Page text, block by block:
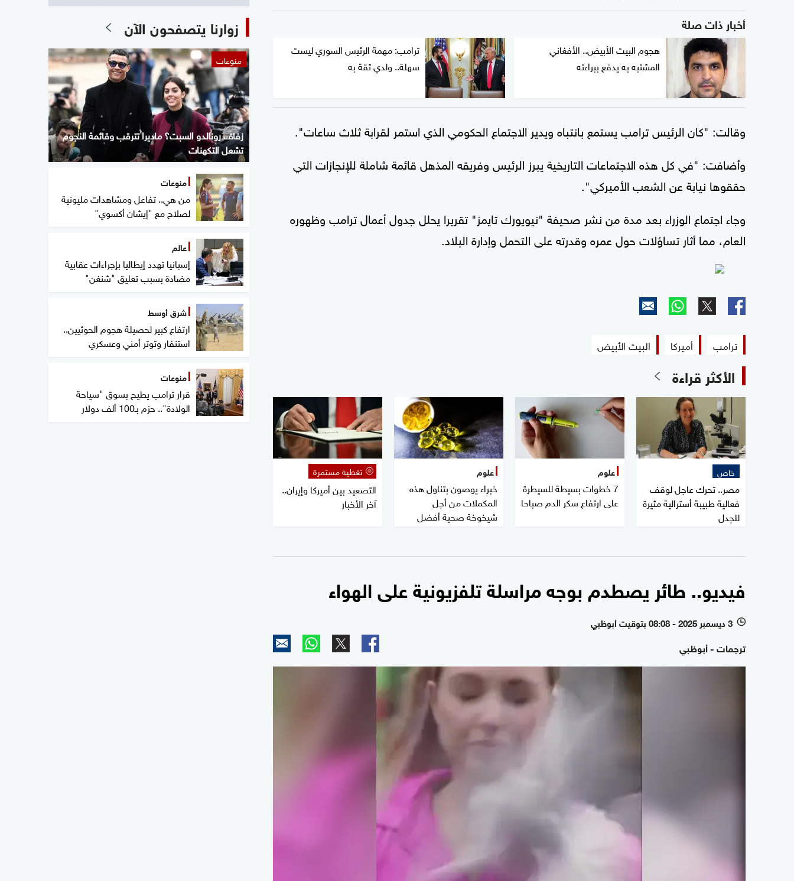
أخبار ذات صلة
هجوم البيت الأبيض.. الأفغاني
المشتبه به يدفع ببراءته
ترامب: مهمة الرئيس السوري ليست
سهلة.. ولدي ثقة به
وقالت: "كان الرئيس ترامب يستمع بانتباه ويدير الاجتماع الحكومي الذي استمر لقرابة ثلاث ساعات".
وأضافت: "في كل هذه الاجتماعات التاريخية يبرز الرئيس وفريقه المذهل قائمة شاملة للإنجازات التي
حققوها نيابة عن الشعب الأميركي".
وجاء اجتماع الوزراء بعد مدة من نشر صحيفة "نيويورك تايمز" تقريرا يحلل جدول أعمال ترامب وظهوره
العام، مما أثار تساؤلات حول عمره وقدرته على التحمل وإدارة البلاد.
ترامب أميركا البيت الأبيض
الأكثر قراءة
خاص
مصر.. تحرك عاجل لوقف
فعالية طبيبة أسترالية مثيرة
للجدل
علوم
7 خطوات بسيطة للسيطرة
على ارتفاع سكر الدم صباحا
علوم
خبراء يوصون بتناول هذه
المكملات من أجل
شيخوخة صحية أفضل
تغطية مستمرة
التصعيد بين أميركا وإيران..
آخر الأخبار
فيديو.. طائر يصطدم بوجه مراسلة تلفزيونية على الهواء
l 3 ديسمبر 2025 - 08:08 بتوقيت أبوظبي
ترجمات - أبوظبي
زوارنا يتصفحون الآن
منوعات
زفاف رونالدو السبت؟ ماديرا تترقب وقائمة النجوم
تشعل التكهنات
منوعات
من هي.. تفاعل ومشاهدات مليونية
لصلاح مع "إيشان أكسوي"
عالم
إسبانيا تهدد إيطاليا بإجراءات عقابية
مضادة بسبب تعليق "شنغن"
شرق أوسط
ارتفاع كبير لحصيلة هجوم الحوثيين..
استنفار وتوتر أمني وعسكري
منوعات
قرار ترامب يطيح بسوق "سياحة
الولادة".. حزم بـ100 ألف دولار